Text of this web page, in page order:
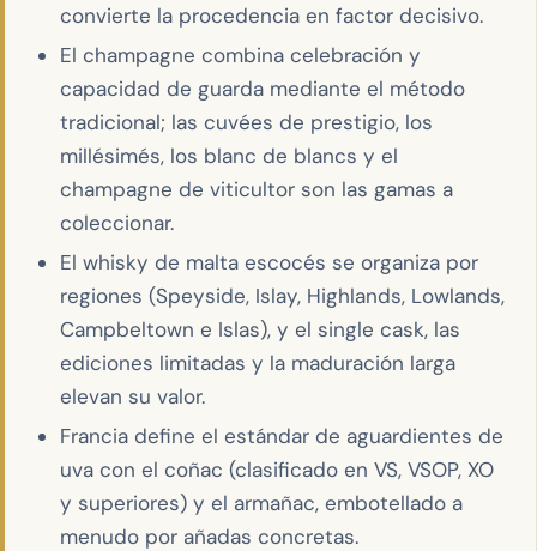
convierte la procedencia en factor decisivo.
El champagne combina celebración y
capacidad de guarda mediante el método
tradicional; las cuvées de prestigio, los
millésimés, los blanc de blancs y el
champagne de viticultor son las gamas a
coleccionar.
El whisky de malta escocés se organiza por
regiones (Speyside, Islay, Highlands, Lowlands,
Campbeltown e Islas), y el single cask, las
ediciones limitadas y la maduración larga
elevan su valor.
Francia define el estándar de aguardientes de
uva con el coñac (clasificado en VS, VSOP, XO
y superiores) y el armañac, embotellado a
menudo por añadas concretas.